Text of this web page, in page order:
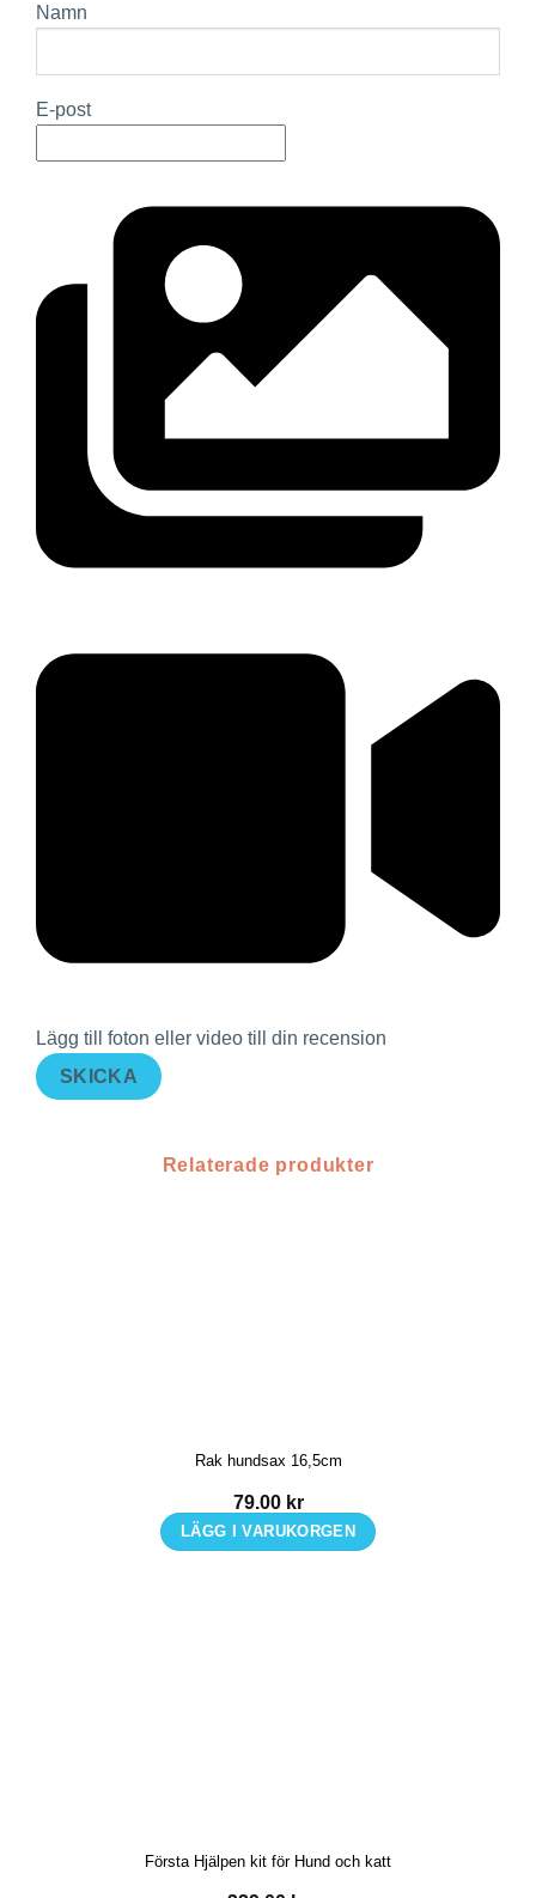
Namn
E-post
Lägg till foton eller video till din recension
SKICKA
Relaterade produkter
Rak hundsax 16,5cm
79.00 kr
LÄGG I VARUKORGEN
Första Hjälpen kit för Hund och katt